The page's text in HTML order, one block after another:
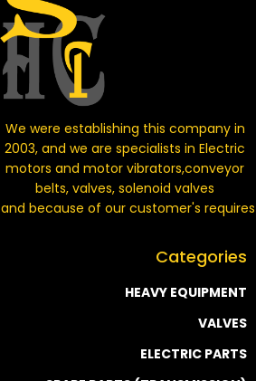
We were establishing this company in
2003, and we are specialists in Electric
motors and motor vibrators,conveyor
belts, valves, solenoid valves
and because of our customer's requires.
Categories
HEAVY EQUIPMENT
VALVES
ELECTRIC PARTS